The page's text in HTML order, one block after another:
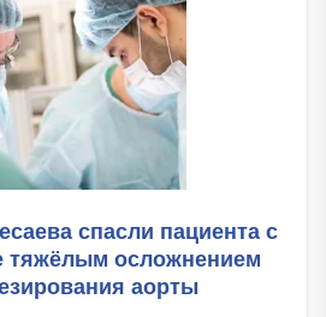
спасли пациента с
тяжёлым осложнением
аорты